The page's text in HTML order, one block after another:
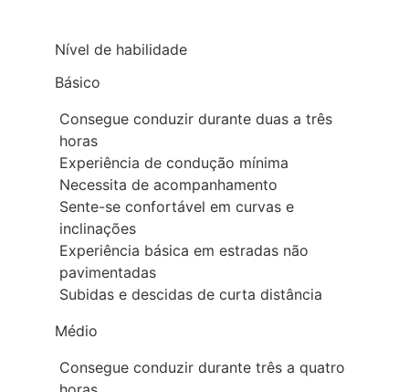
Nível de habilidade
Básico
Consegue conduzir durante duas a três
horas
Experiência de condução mínima
Necessita de acompanhamento
Sente-se confortável em curvas e
inclinações
Experiência básica em estradas não
pavimentadas
Subidas e descidas de curta distância
Médio
Consegue conduzir durante três a quatro